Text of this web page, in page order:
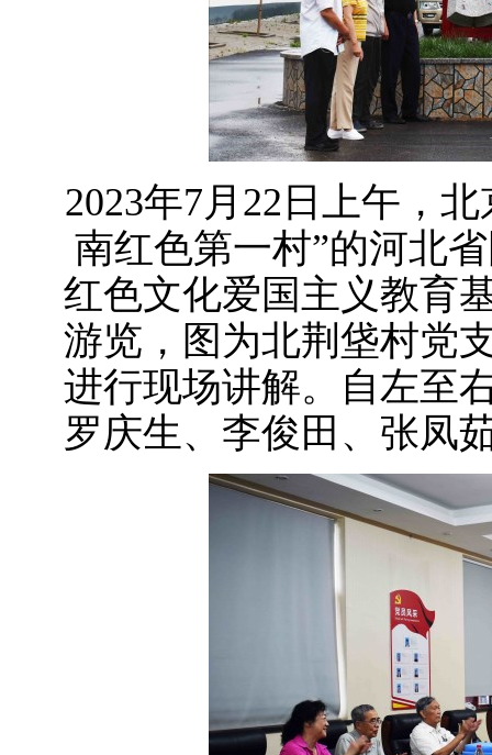
2023年7月22日上午，
南红色第一村”的河北
红色文化爱国主义教育
游览，图为北荆垡村党
进行现场讲解。自左至
罗庆生、李俊田、张凤